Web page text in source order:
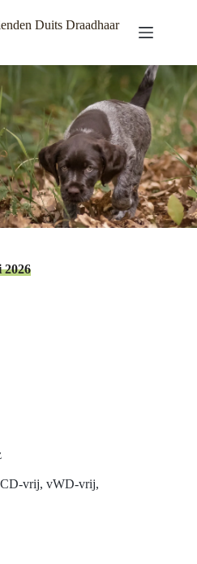
Duits Draadhaar
2026
vrij, vWD-vrij,